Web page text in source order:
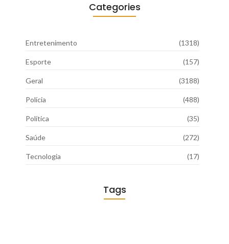
Categories
Entretenimento (1318)
Esporte (157)
Geral (3188)
Polícia (488)
Política (35)
Saúde (272)
Tecnologia (17)
Tags